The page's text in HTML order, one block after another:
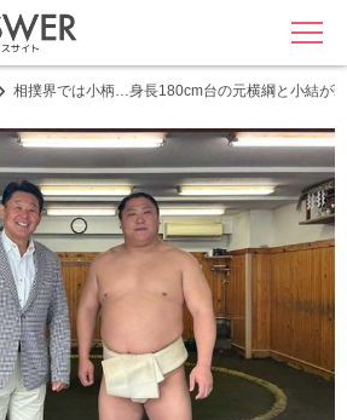
MENU
相撲界では小柄…身長180cm台の元横綱と小結が